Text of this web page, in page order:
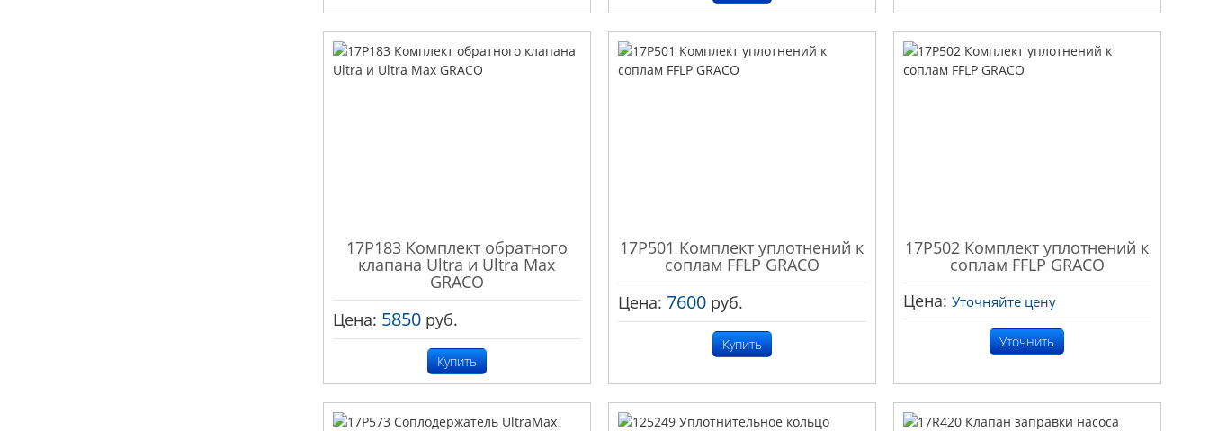
17P183 Комплект обратного
клапана Ultra и Ultra Max
GRACO
Цена: 5850руб.
Купить
17P501 Комплект уплотнений к
соплам FFLP GRACO
Цена: 7600руб.
Купить
17P502 Комплект уплотнений к
соплам FFLP GRACO
Цена: Уточняйте цену
Уточнить